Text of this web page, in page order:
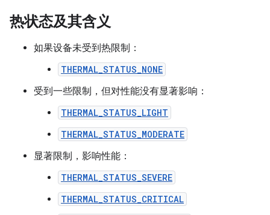
热状态及其含义
如果设备未受到热限制：
THERMAL_STATUS_NONE
受到一些限制，但对性能没有显著影响：
THERMAL_STATUS_LIGHT
THERMAL_STATUS_MODERATE
显著限制，影响性能：
THERMAL_STATUS_SEVERE
THERMAL_STATUS_CRITICAL